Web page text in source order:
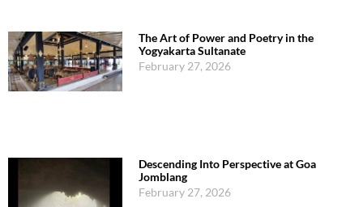
The Art of Power and Poetry in the
Yogyakarta Sultanate
February 27, 2026
Descending Into Perspective at Goa
Jomblang
February 27, 2026